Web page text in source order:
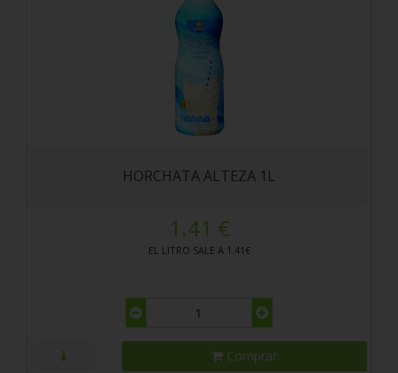
HORCHATA ALTEZA 1L
1.41 €
EL LITRO SALE A 1.41€
Comprar